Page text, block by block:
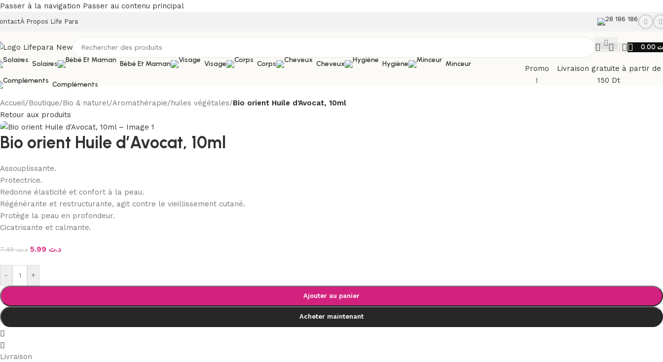
Passer à la navigation Passer au contenu principal
À Propos Life Para 28 186 186
Solaires
Bébé Et Maman Visage Corps Cheveux Hygiène Minceur
Compléments
Promo
!
Livraison gratuite à partir de
150 Dt
Accueil/Boutique/Bio & naturel/Aromathérapie/huiles végétales/Bio orient Huile d’Avocat, 10ml
Retour aux produits
Bio orient Huile d’Avocat, 10ml
Assouplissante.
Protectrice.
Redonne élasticité et confort à la peau.
Régénérante et restructurante, agit contre le vieillissement cutané.
Protège la peau en profondeur.
Cicatrisante et calmante.
د.ت7.49 د.ت
- +
Ajouter au panier
Acheter maintenant
Livraison